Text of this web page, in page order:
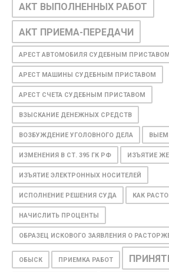
АКТ ВЫПОЛНЕННЫХ РАБОТ
АКТ ПРИЕМА-ПЕРЕДАЧИ
АРЕСТ АВТОМОБИЛЯ СУДЕБНЫМ ПРИСТАВОМ
АРЕСТ МАШИНЫ СУДЕБНЫМ ПРИСТАВОМ
АРЕСТ СЧЕТА СУДЕБНЫМ ПРИСТАВОМ
ВЗЫСКАНИЕ ДЕНЕЖНЫХ СРЕДСТВ
ВОЗБУЖДЕНИЕ УГОЛОВНОГО ДЕЛА
ИЗМЕНЕНИЯ В СТ. 395 ГК РФ ИЗЪЯТИЕ
ИЗЪЯТИЕ ЭЛЕКТРОННЫХ НОСИТЕЛЕЙ
ИСПОЛНЕНИЕ РЕШЕНИЯ СУДА КАК
НАЧИСЛИТЬ ПРОЦЕНТЫ
ОБРАЗЕЦ ИСКОВОГО ЗАЯВЛЕНИЯ О
ОБЫСК ПРИЕМКА РАБОТ